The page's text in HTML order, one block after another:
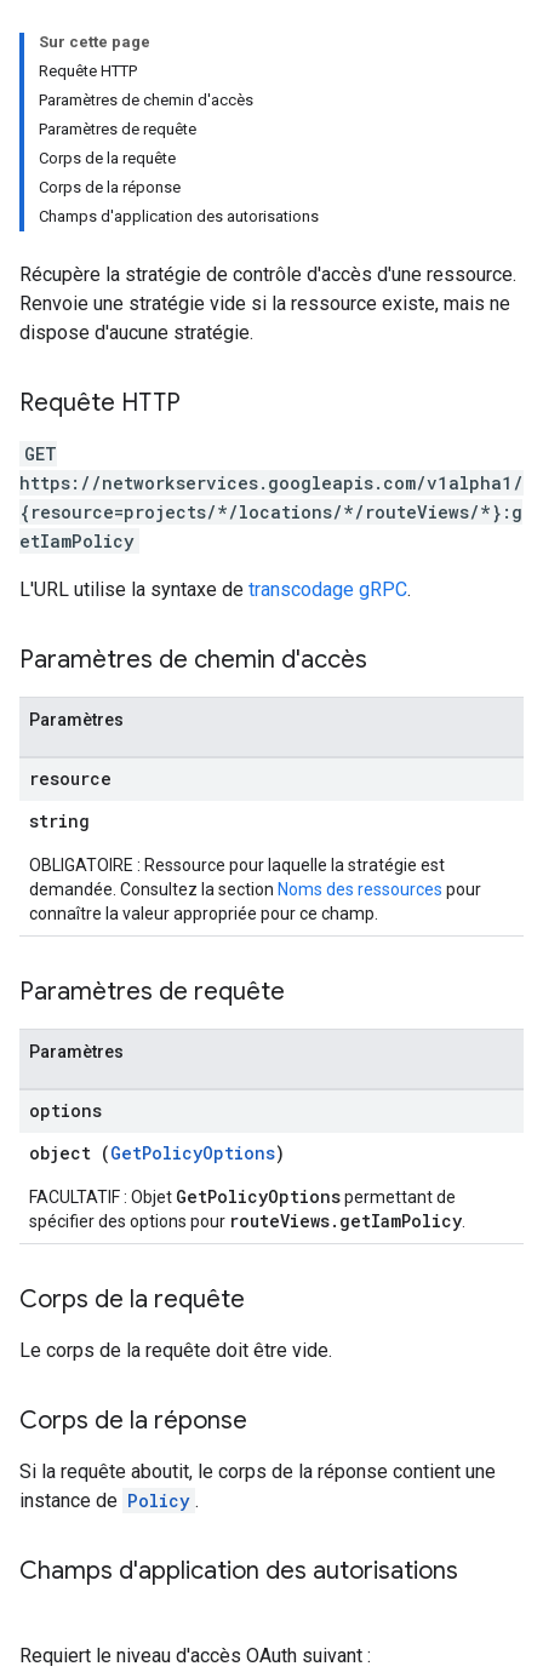
Sur cette page
Requête HTTP
Paramètres de chemin d'accès
Paramètres de requête
Corps de la requête
Corps de la réponse
Champs d'application des autorisations
Récupère la stratégie de contrôle d'accès d'une ressource.
Renvoie une stratégie vide si la ressource existe, mais ne
dispose d'aucune stratégie.
Requête HTTP
GET
https://networkservices.googleapis.com/v1alpha1/
{resource=projects/*/locations/*/routeViews/*}:g
etIamPolicy
L'URL utilise la syntaxe de transcodage gRPC.
Paramètres de chemin d'accès
Paramètres
resource
string
OBLIGATOIRE : Ressource pour laquelle la stratégie est
demandée. Consultez la section Noms des ressources pour
connaître la valeur appropriée pour ce champ.
Paramètres de requête
Paramètres
options
object (GetPolicyOptions)
FACULTATIF : Objet GetPolicyOptionspermettant de
spécifier des options pour routeViews.getIamPolicy
Corps de la requête
Le corps de la requête doit être vide.
Corps de la réponse
Si la requête aboutit, le corps de la réponse contient une
instance de Policy .
Champs d'application des autorisations
Requiert le niveau d'accès OAuth suivant :